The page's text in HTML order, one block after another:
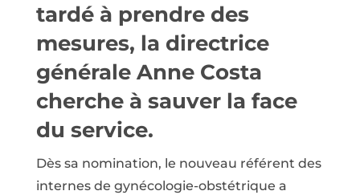
tardé à prendre des
mesures, la directrice
générale Anne Costa
cherche à sauver la face
du service.
Dès sa nomination, le nouveau référent des
internes de gynécologie-obstétrique a